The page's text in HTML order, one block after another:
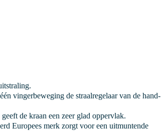
vingerbeweging de straalregelaar van de hand-
de kraan een zeer glad oppervlak.
Europees merk zorgt voor een uitmuntende